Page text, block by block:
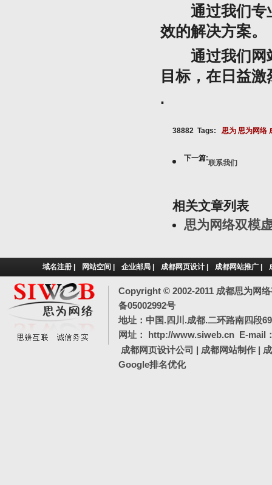
通过我们专业
效的解决方案。
通过我们网
目标，在日益
.
38882 Tags: 思为 思为网络
下一篇:联系我们
相关文章列表
思为网络双模
域名注册| 网站空间 企业邮局| 成都网页设计| 成都网站推广|
Copyright © 2002-2011 成都思为网
备05002992号
地址：中国.四川.成都.二环路南四段
网址：
http://www.siweb.cn E-mail
成都网页设计公司 | 成都网站制作 |
Google排名优化